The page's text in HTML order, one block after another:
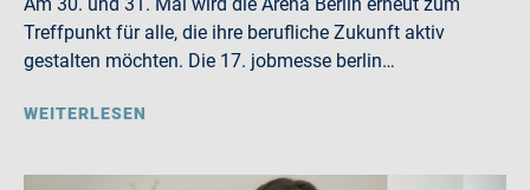
Treffpunkt für alle, die ihre berufliche Zukunft aktiv
gestalten möchten. Die 17. jobmesse berlin…
WEITERLESEN